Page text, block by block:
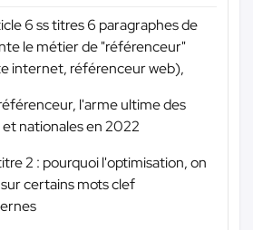
6 ss titres 6 paragraphes de
le métier de "référenceur"
internet, référenceur web),
l'arme ultime des
nationales en 2022
2 : pourquoi l'optimisation, on
certains mots clef